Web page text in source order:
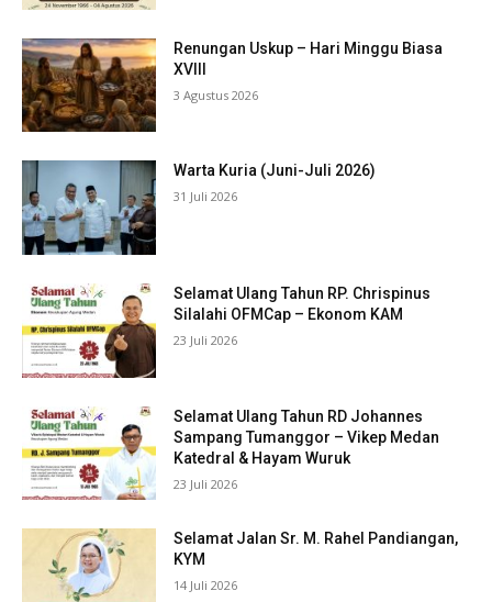
Renungan Uskup – Hari Minggu Biasa
XVIII
3 Agustus 2026
Warta Kuria (Juni-Juli 2026)
31 Juli 2026
Selamat Ulang Tahun RP. Chrispinus
Silalahi OFMCap – Ekonom KAM
23 Juli 2026
Selamat Ulang Tahun RD Johannes
Sampang Tumanggor – Vikep Medan
Katedral & Hayam Wuruk
23 Juli 2026
Selamat Jalan Sr. M. Rahel Pandiangan,
KYM
14 Juli 2026